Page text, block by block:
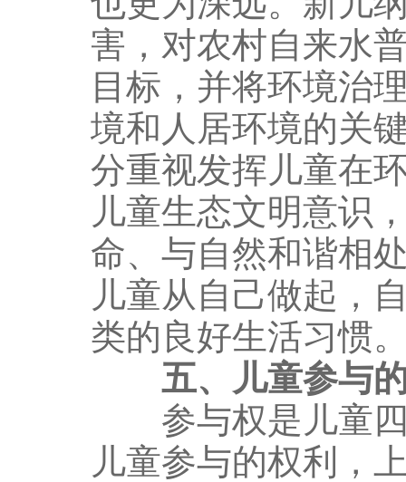
害，对农村自来水
目标，并将环境治
境和人居环境的关
分重视发挥儿童在
儿童生态文明意识
命、与自然和谐相
儿童从自己做起，
类的良好生活习惯
五、儿童参与
参与权是儿童四
儿童参与的权利，